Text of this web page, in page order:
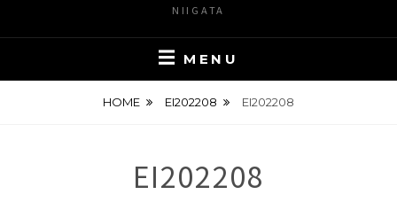
NIIGATA
MENU
HOME EI202208 EI202208
EI202208